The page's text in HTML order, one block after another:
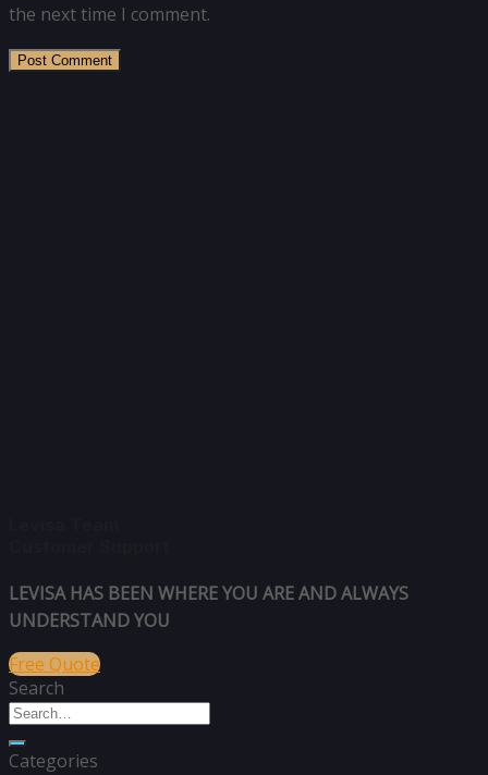
the next time I comment.
LEVISA HAS BEEN WHERE YOU ARE AND ALWAYS
UNDERSTAND YOU
Free Quote
Search
Categories